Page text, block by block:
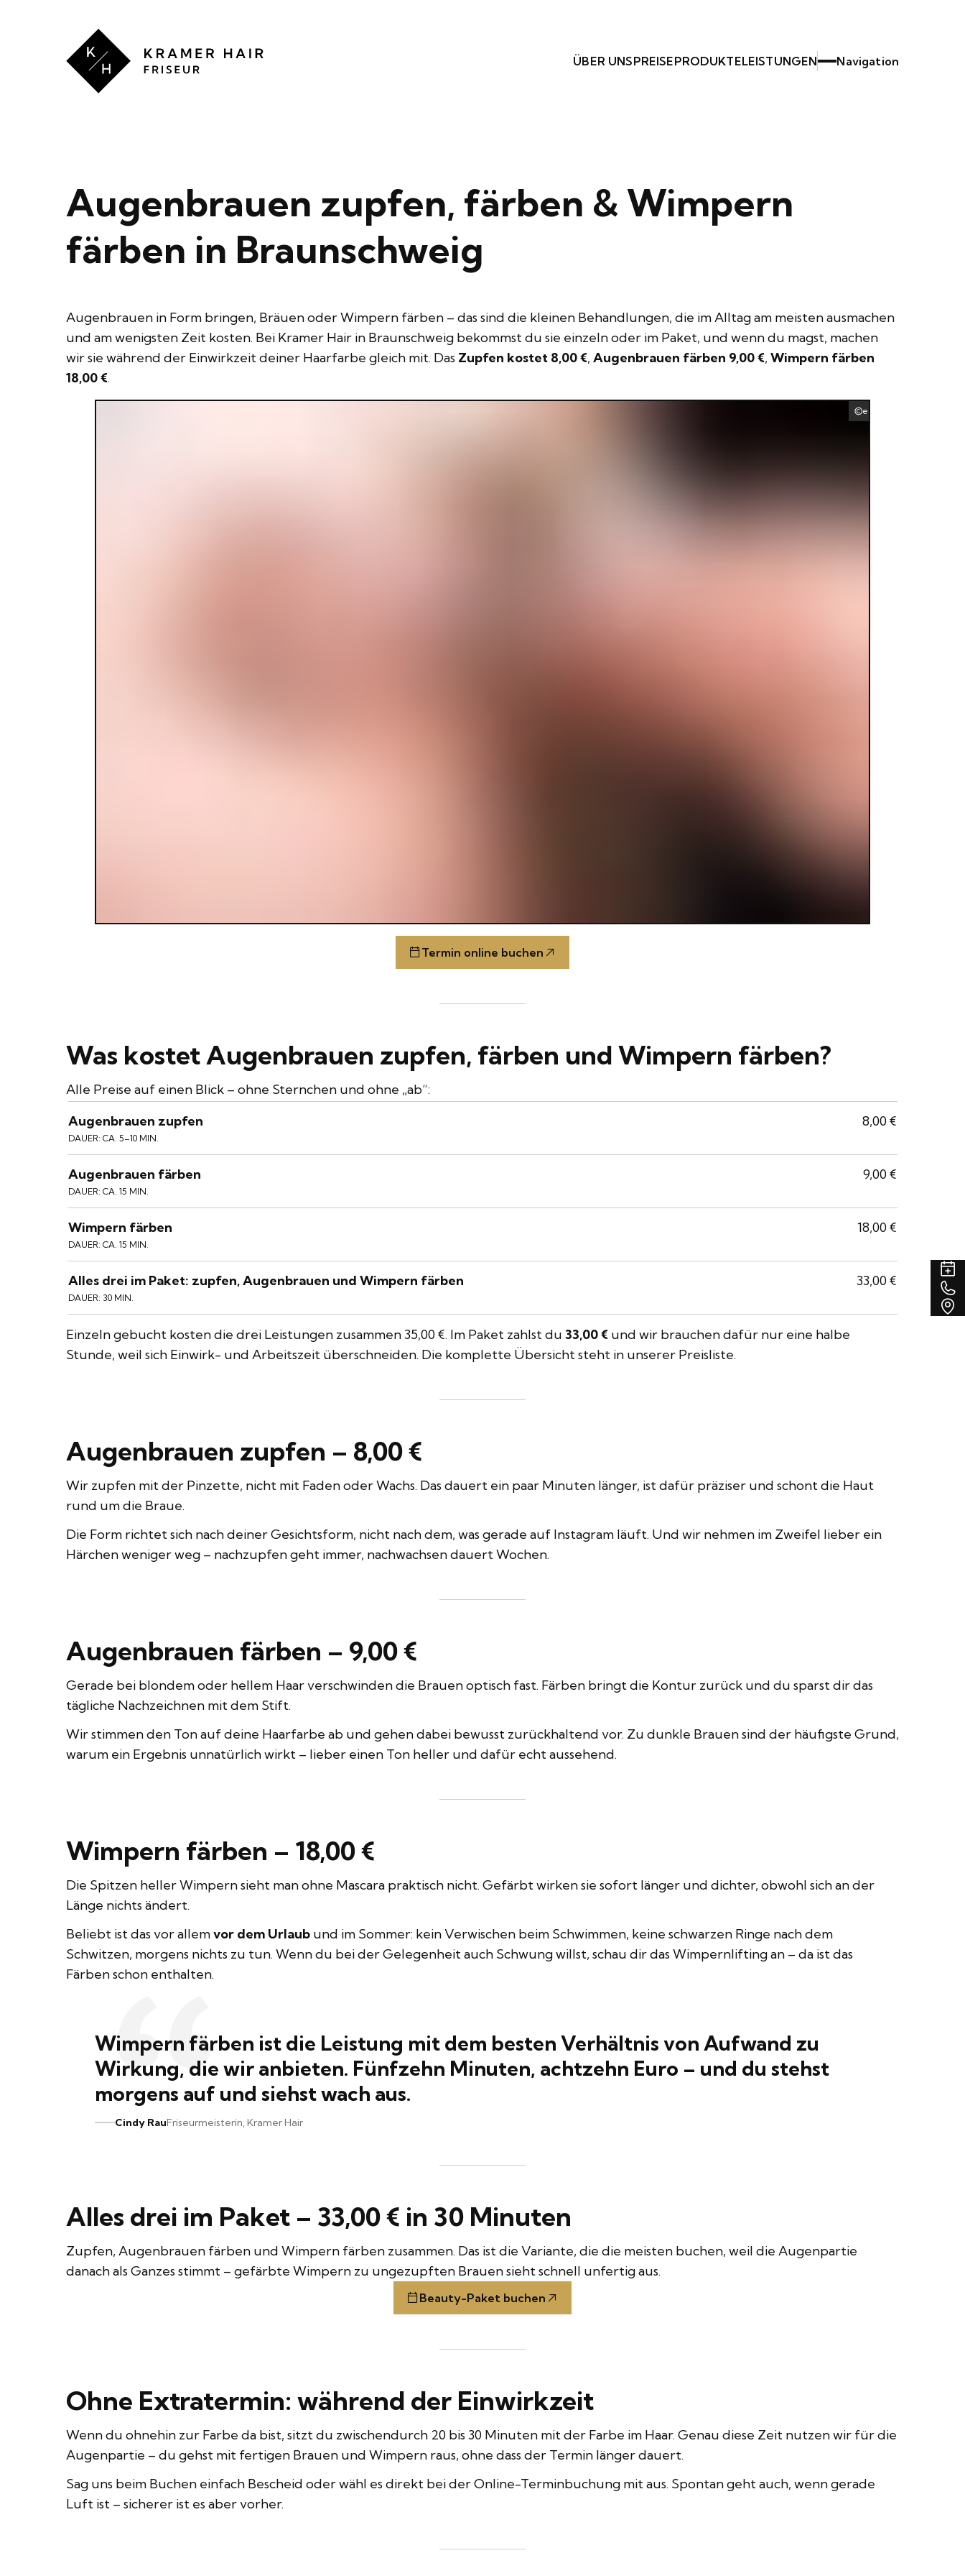
Kramer
Hair
ÜBER UNSPREISEPRODUKTELEISTUNGEN Navigation
Augenbrauen zupfen, färben & Wimpern
färben in Braunschweig
Augenbrauen in Form bringen, Bräuen oder Wimpern färben – das sind die kleinen Behandlungen, die im Alltag am meisten ausmachen
und am wenigsten Zeit kosten. Bei Kramer Hair in Braunschweig bekommst du sie einzeln oder im Paket, und wenn du magst, machen
wir sie während der Einwirkzeit deiner Haarfarbe gleich mit. Das Zupfen kostet 8,00 €, Augenbrauen färben 9,00 €, Wimpern färben
18,00 €.
envato Elements
Termin online buchen
Was kostet Augenbrauen zupfen, färben und Wimpern färben?
Alle Preise auf einen Blick – ohne Sternchen und ohne „ab“:
Augenbrauen zupfen
DAUER: CA. 5–10 MIN.
8,00 €
Augenbrauen färben
DAUER: CA. 15 MIN.
9,00 €
Wimpern färben
DAUER: CA. 15 MIN.
18,00 €
Alles drei im Paket: zupfen, Augenbrauen und Wimpern färben
DAUER: 30 MIN.
33,00 €
Einzeln gebucht kosten die drei Leistungen zusammen 35,00 €. Im Paket zahlst du 33,00 € und wir brauchen dafür nur eine halbe
Stunde, weil sich Einwirk- und Arbeitszeit überschneiden. Die komplette Übersicht steht in unserer Preisliste.
Augenbrauen zupfen – 8,00 €
Wir zupfen mit der Pinzette, nicht mit Faden oder Wachs. Das dauert ein paar Minuten länger, ist dafür präziser und schont die Haut
rund um die Braue.
Die Form richtet sich nach deiner Gesichtsform, nicht nach dem, was gerade auf Instagram läuft. Und wir nehmen im Zweifel lieber ein
Härchen weniger weg – nachzupfen geht immer, nachwachsen dauert Wochen.
Augenbrauen färben – 9,00 €
Gerade bei blondem oder hellem Haar verschwinden die Brauen optisch fast. Färben bringt die Kontur zurück und du sparst dir das
tägliche Nachzeichnen mit dem Stift.
Wir stimmen den Ton auf deine Haarfarbe ab und gehen dabei bewusst zurückhaltend vor. Zu dunkle Brauen sind der häufigste Grund,
warum ein Ergebnis unnatürlich wirkt – lieber einen Ton heller und dafür echt aussehend.
Wimpern färben – 18,00 €
Die Spitzen heller Wimpern sieht man ohne Mascara praktisch nicht. Gefärbt wirken sie sofort länger und dichter, obwohl sich an der
Länge nichts ändert.
Beliebt ist das vor allemvor dem Urlaub und im Sommer: kein Verwischen beim Schwimmen, keine schwarzen Ringe nach dem
Schwitzen, morgens nichts zu tun. Wenn du bei der Gelegenheit auch Schwung willst, schau dir dasWimpernliftingan – da ist das
Färben schon enthalten.
Wimpern färben ist die Leistung mit dem besten Verhältnis von Aufwand zu
Wirkung, die wir anbieten. Fünfzehn Minuten, achtzehn Euro – und du stehst
morgens auf und siehst wach aus.
Cindy RauFriseurmeisterin, Kramer Hair
Alles drei im Paket – 33,00 € in 30 Minuten
Zupfen, Augenbrauen färben und Wimpern färben zusammen. Das ist die Variante, die die meisten buchen, weil die Augenpartie
danach als Ganzes stimmt – gefärbte Wimpern zu ungezupften Brauen sieht schnell unfertig aus.
Beauty-Paket buchen
Ohne Extratermin: während der Einwirkzeit
Wenn du ohnehin zur Farbe da bist, sitzt du zwischendurch 20 bis 30 Minuten mit der Farbe im Haar. Genau diese Zeit nutzen wir für die
Augenpartie – du gehst mit fertigen Brauen und Wimpern raus, ohne dass der Termin länger dauert.
Sag uns beim Buchen einfach Bescheid oder wähl es direkt bei derOnline-Terminbuchung mit aus. Spontan geht auch, wenn gerade
Luft ist – sicherer ist es aber vorher.